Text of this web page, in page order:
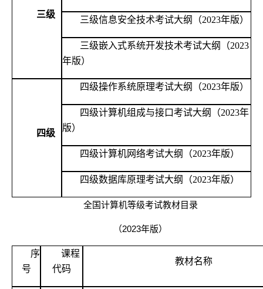
三级
三级信息安全技术考试大纲（2023年版）
三级嵌入式系统开发技术考试大纲（2023
年版）
四级
四级操作系统原理考试大纲（2023年版）
四级计算机组成与接口考试大纲（2023年
版）
四级计算机网络考试大纲（2023年版）
四级数据库原理考试大纲（2023年版）
全国计算机等级考试教材目录
（2023年版）
序
号
课程
代码
教材名称